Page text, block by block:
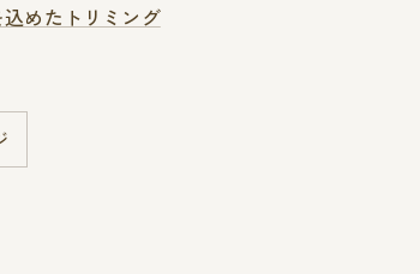
めたトリミング